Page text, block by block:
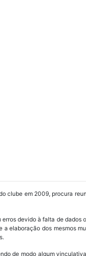
clube em 2009, procura
devido à falta de
elaboração dos mesmos
de modo algum